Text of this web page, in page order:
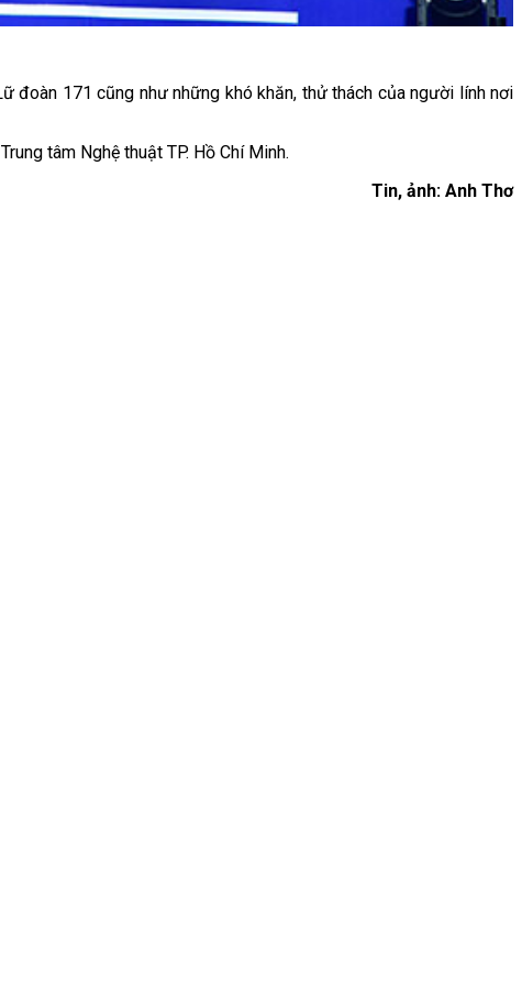
đoàn 171 cũng như những khó khăn, thử thách của người lính nơi
tâm Nghệ thuật TP. Hồ Chí Minh.
Tin, ảnh: Anh Thơ